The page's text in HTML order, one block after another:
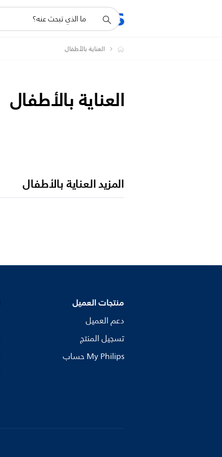
المنتجات
أيقونة
دعم
العناية بالأطفال
العناية بالأطفال
المزيد العناية بالأطفال
منتجات العميل
دعم العميل
تسجيل المنتج
My Philips حساب